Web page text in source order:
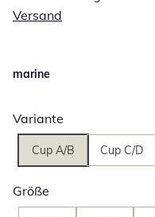
Versand
marine
Variante
Cup A/B Cup C/D
Größe